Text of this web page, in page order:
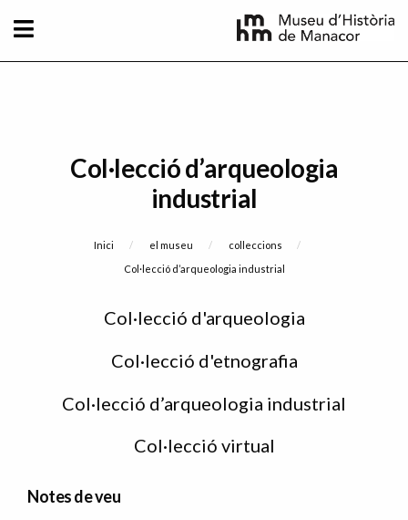
Col·lecció d’arqueologia
industrial
Fil d'Ariadna
Inici el museu
colleccions
Current:
Col·lecció d’arqueologia industrial
Col·lecció d'arqueologia
Col·lecció d'etnografia
Col·lecció d’arqueologia industrial
Col·lecció virtual
Notes de veu